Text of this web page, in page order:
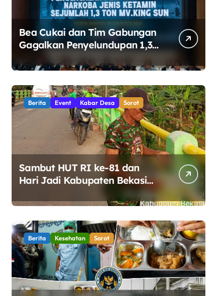
Bea Cukai dan Tim Gabungan
Gagalkan Penyelundupan 1,3
Bintan
Berita Event Kabar Desa Sorot
Sambut HUT RI ke-81 dan
Hari Jadi Kabupaten Bekasi
ke-76, Pemdes Muara bakti
Gotong Royong Percantik
Jembatan CBL
Berita Kesehatan Sorot